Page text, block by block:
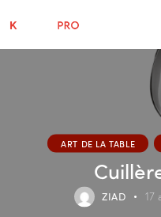
ART DE LA TABLE
ZIAD 17